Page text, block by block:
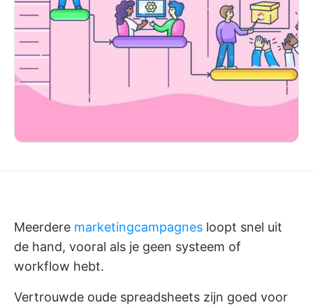
Meerdere marketingcampagnes loopt snel uit
de hand, vooral als je geen systeem of
workflow hebt.
Vertrouwde oude spreadsheets zijn goed voor